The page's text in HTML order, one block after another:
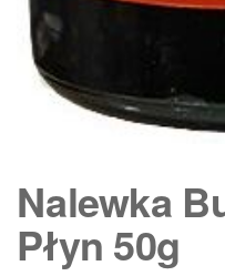
Nalewka
Płyn 50g